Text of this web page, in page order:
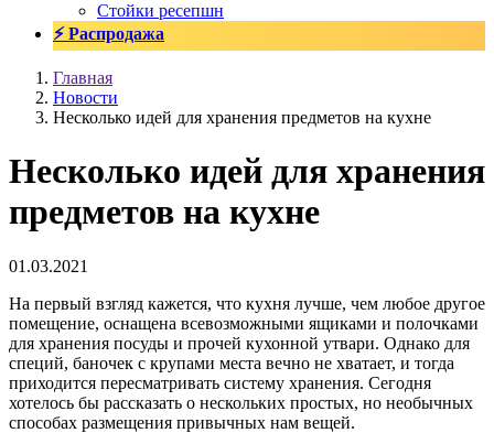
Стойки ресепшн
⚡ Распродажа
Главная
Новости
Несколько идей для хранения предметов на кухне
Несколько идей для хранения
предметов на кухне
01.03.2021
На первый взгляд кажется, что кухня лучше, чем любое другое
помещение, оснащена всевозможными ящиками и полочками
для хранения посуды и прочей кухонной утвари. Однако для
специй, баночек с крупами места вечно не хватает, и тогда
приходится пересматривать систему хранения. Сегодня
хотелось бы рассказать о нескольких простых, но необычных
способах размещения привычных нам вещей.